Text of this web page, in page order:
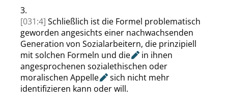
3.
[031:4] Schließlich ist die Formel problematisch
geworden angesichts einer nachwachsenden
Generation von Sozialarbeitern, die prinzipiell
mit solchen Formeln und die
in ihnen
angesprochenen sozialethischen oder
moralischen Appelle
sich nicht mehr
identifizieren kann oder will.